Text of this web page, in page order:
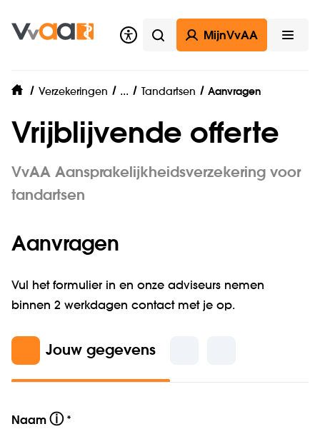
Zoeken
MijnVvAA
home
Verzekeringen ... Tandartsen Aanvragen
Vrijblijvende offerte
VvAA Aansprakelijkheidsverzekering voor
tandartsen
Aanvragen
Vul het formulier in en onze adviseurs nemen
binnen 2 werkdagen contact met je op.
Jouw gegevens
Naam ⓘ *